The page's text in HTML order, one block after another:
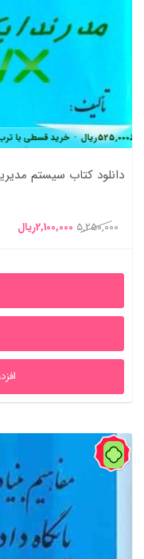
525,000ریال • خرید قسطی با
دانلود کتاب سيستم
5,250,000 قیمت
5,250,000ریال
2,100,000ریال
60%